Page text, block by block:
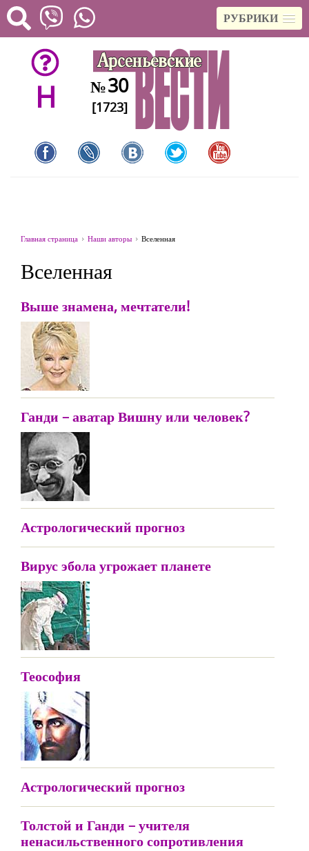
РУБРИКИ
H №30
[1723]
Главная страница Наши авторы Вселенная
Вселенная
Выше знамена, мечтатели!
Ганди – аватар Вишну или человек?
Астрологический прогноз
Вирус эбола угрожает планете
Теософия
Астрологический прогноз
Толстой и Ганди – учителя
ненасильственного сопротивления